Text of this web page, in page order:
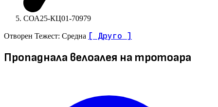
СОА25-КЦ01-70979
Отворен Тежест: Средна [ Друго ]
Пропаднала велоалея на тротоара